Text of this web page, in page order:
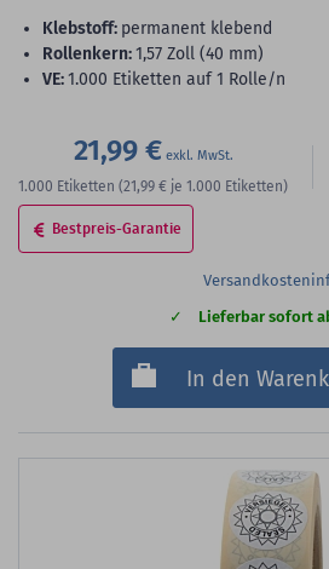
Klebstoff: permanent klebend
Rollenkern:1,57 Zoll (40 mm)
VE:1.000 Etiketten auf 1 Rolle/n
21,99 €
1.000 Etiketten (21,99 € je 1.000 Etiketten)
Bestpreis-Garantie
Lieferbar sofort
In den